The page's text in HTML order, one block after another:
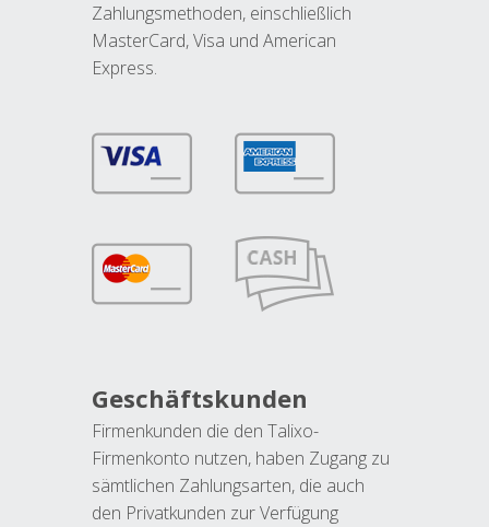
Zahlungsmethoden, einschließlich
MasterCard, Visa und American
Express.
Geschäftskunden
Firmenkunden die den Talixo-
Firmenkonto nutzen, haben Zugang zu
sämtlichen Zahlungsarten, die auch
den Privatkunden zur Verfügung